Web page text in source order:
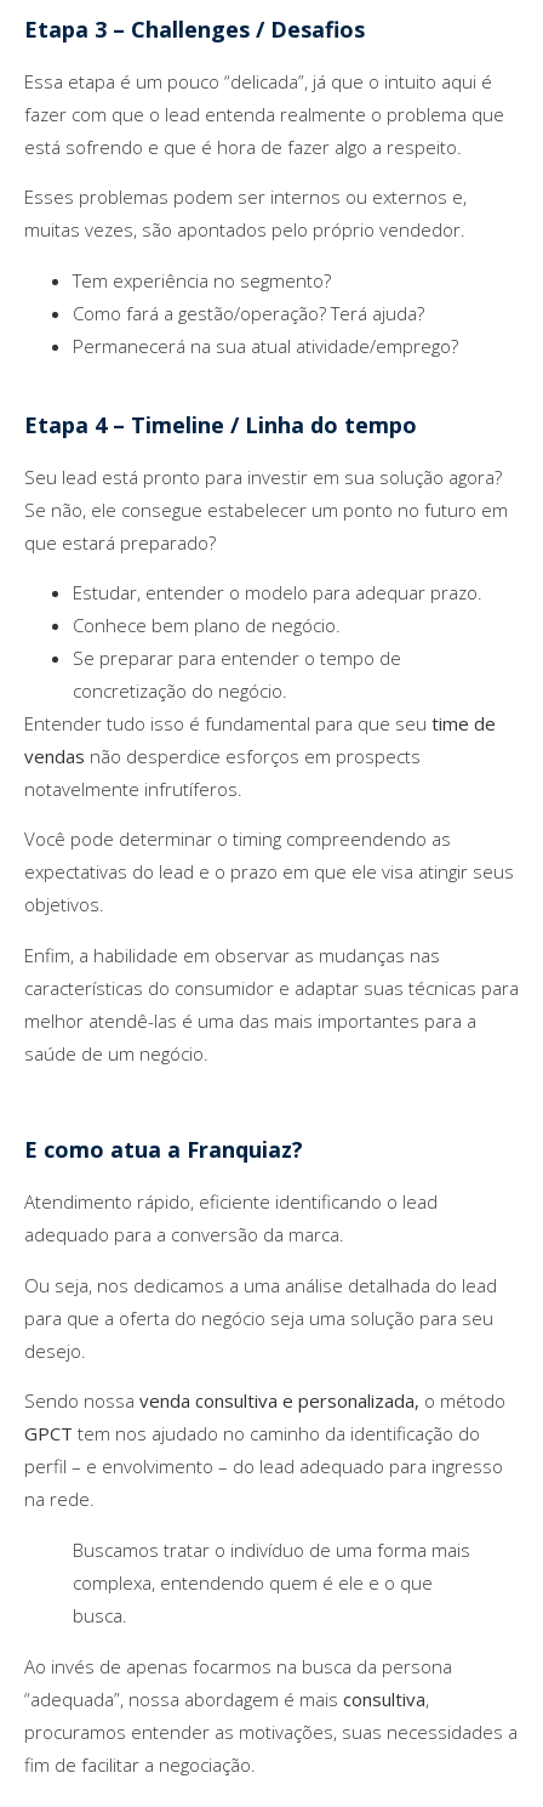
Etapa 3 – Challenges / Desafios
Essa etapa é um pouco “delicada”, já que o intuito aqui é
fazer com que o lead entenda realmente o problema que
está sofrendo e que é hora de fazer algo a respeito.
Esses problemas podem ser internos ou externos e,
muitas vezes, são apontados pelo próprio vendedor.
Tem experiência no segmento?
Como fará a gestão/operação? Terá ajuda?
Permanecerá na sua atual atividade/emprego?
Etapa 4 – Timeline / Linha do tempo
Seu lead está pronto para investir em sua solução agora?
Se não, ele consegue estabelecer um ponto no futuro em
que estará preparado?
Estudar, entender o modelo para adequar prazo.
Conhece bem plano de negócio.
Se preparar para entender o tempo de
concretização do negócio.
Entender tudo isso é fundamental para que seu time de
vendas não desperdice esforços em prospects
notavelmente infrutíferos.
Você pode determinar o timing compreendendo as
expectativas do lead e o prazo em que ele visa atingir seus
objetivos.
Enfim, a habilidade em observar as mudanças nas
características do consumidor e adaptar suas técnicas para
melhor atendê-las é uma das mais importantes para a
saúde de um negócio.
E como atua a Franquiaz?
Atendimento rápido, eficiente identificando o lead
adequado para a conversão da marca.
Ou seja, nos dedicamos a uma análise detalhada do lead
para que a oferta do negócio seja uma solução para seu
desejo.
Sendo nossa venda consultiva e personalizada, o método
GPCT tem nos ajudado no caminho da identificação do
perfil – e envolvimento – do lead adequado para ingresso
na rede.
Buscamos tratar o indivíduo de uma forma mais
complexa, entendendo quem é ele e o que
busca.
Ao invés de apenas focarmos na busca da persona
“adequada”, nossa abordagem é mais consultiva,
procuramos entender as motivações, suas necessidades a
fim de facilitar a negociação.